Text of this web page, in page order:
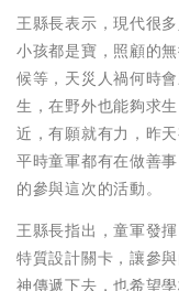
王縣長表示，現代很
小孩都是寶，照顧的
候等，天災人禍何時
生，在野外也能夠求
近，有願就有力，昨
平時童軍都有在做善
的參與這次的活動。
王縣長指出，童軍發
特質設計關卡，讓參
神傳遞下去，也希望